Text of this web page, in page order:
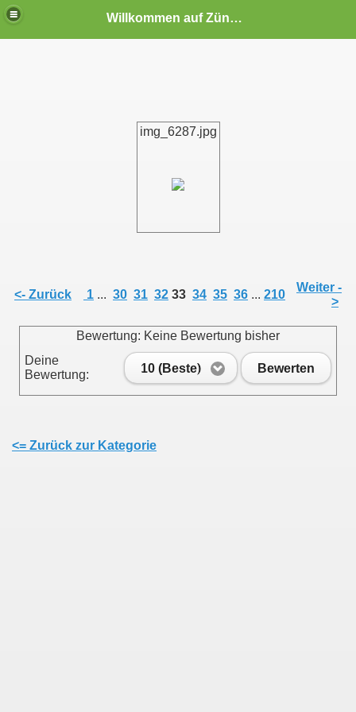
Willkommen auf Zündapp-Colonia
img_6287.jpg
<- Zurück 1 ... 30 31 32 33 34 35 36 ... 210
Weiter -
>
Bewertung: Keine Bewertung bisher
Deine
Bewertung:
10 (Beste) Bewerten
<= Zurück zur Kategorie
dem Eltzhof in Köln-Wahn